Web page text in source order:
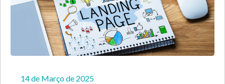
14 de Março de 2025